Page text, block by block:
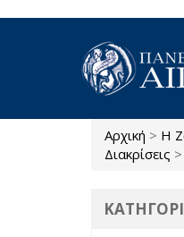
Είστε
Αρχική > Η
Διακρίσεις >